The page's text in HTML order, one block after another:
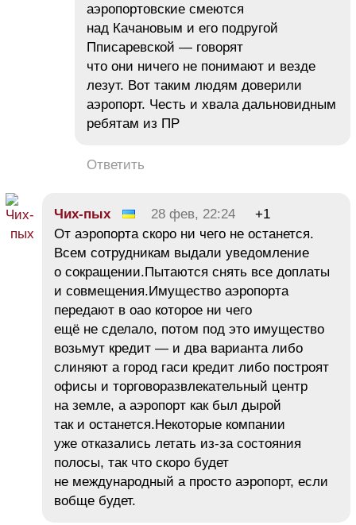
аэропортовские смеются
над Качановым и его подругой
Пписаревской — говорят
что они ничего не понимают и везде
лезут. Вот таким людям доверили
аэропорт. Честь и хвала дальновидным
ребятам из ПР
Ответить
Чих-пых 28 фев, 22:24
+1
От аэропорта скоро ни чего не останется.
Всем сотрудникам выдали уведомление
о сокращении.Пытаются снять все доплаты
и совмещения.Имущество аэропорта
передают в оао которое ни чего
ещё не сделало, потом под это имущество
возьмут кредит — и два варианта либо
слиняют а город гаси кредит либо построят
офисы и торговоразвлекательный центр
на земле, а аэропорт как был дырой
так и останется.Некоторые компании
уже отказались летать из-за состояния
полосы, так что скоро будет
не международный а просто аэропорт, если
вобще будет.